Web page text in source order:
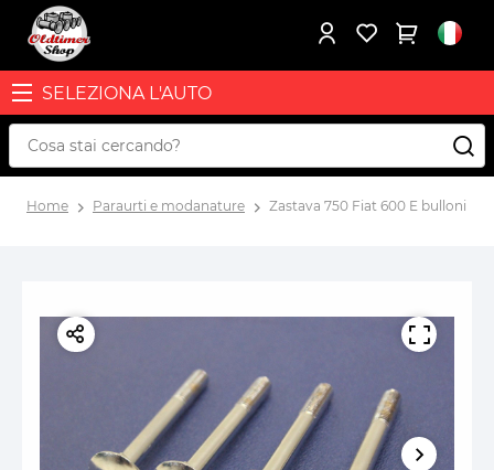
SELEZIONA L'AUTO
Home Paraurti e modanature Zastava 750 Fiat 600 E bulloni